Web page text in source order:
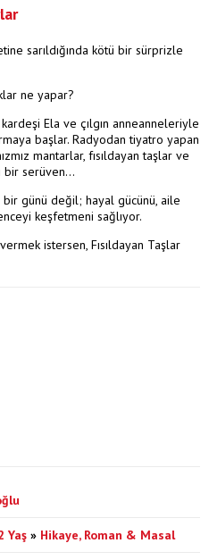
sarıldığında kötü bir sürprizle
ne yapar?
kardeşi Ela ve çılgın anneanneleriyle
başlar. Radyodan tiyatro yapan
mantarlar, fısıldayan taşlar ve
bir serüven…
günü değil; hayal gücünü, aile
keşfetmeni sağlıyor.
istersen, Fısıldayan Taşlar
Yaş » Hikaye, Roman & Masal